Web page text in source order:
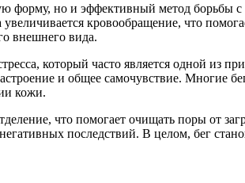
форму, но и эффективный метод борьбы
кровообращение, что
внешнего вида.
который часто является одной из
и общее самочувствие. Многие
кожи.
что помогает очищать поры от
последствий. В целом, бег